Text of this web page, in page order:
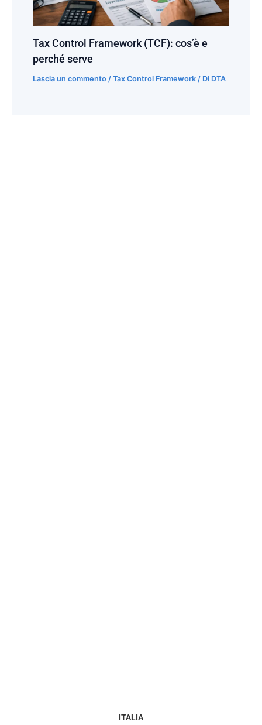
Tax Control Framework (TCF): cos’è e
perché serve
Lascia un commento /Tax Control Framework / Di DTA
ITALIA